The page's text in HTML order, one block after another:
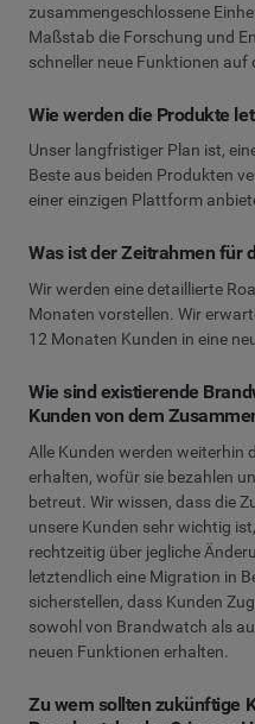
zusammengeschlossene
Maßstab die Forschung und
schneller neue Funktionen auf
Wie werden die Produkte
Unser langfristiger Plan ist,
Beste aus beiden Produkten
einer einzigen Plattform
Was ist der Zeitrahmen für
Wir werden eine detaillierte
Monaten vorstellen. Wir
12 Monaten Kunden in eine
Wie sind existierende
Kunden von dem
Alle Kunden werden weiterhin
erhalten, wofür sie bezahlen
betreut. Wir wissen, dass die
unsere Kunden sehr wichtig
rechtzeitig über jegliche
letztendlich eine Migration in
sicherstellen, dass Kunden
sowohl von Brandwatch als
neuen Funktionen erhalten.
Zu wem sollten zukünftige